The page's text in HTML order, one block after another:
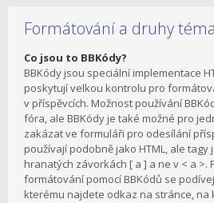
Formátování a druhy
Co jsou to BBKódy?
BBKódy jsou speciální implementace
poskytují velkou kontrolu pro
v příspěvcích. Možnost používání
fóra, ale BBKódy je také možné pro
zakázat ve formuláři pro odesílání
používají podobně jako HTML, ale
hranatých závorkách [ a ] a ne v < a >.
formátování pomocí BBKódů se
kterému najdete odkaz na stránce, na